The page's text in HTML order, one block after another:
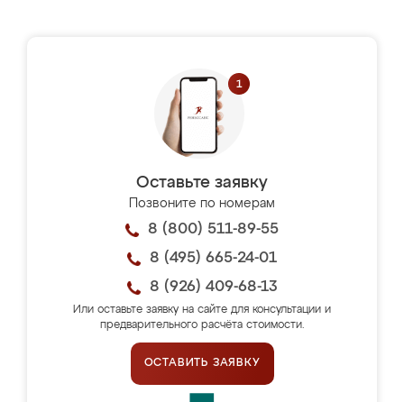
Оставьте заявку
Позвоните по номерам
8 (800) 511-89-55
8 (495) 665-24-01
8 (926) 409-68-13
Или оставьте заявку на сайте для консультации и
предварительного расчёта стоимости.
ОСТАВИТЬ ЗАЯВКУ